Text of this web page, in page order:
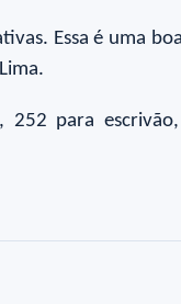
Essa é uma
para